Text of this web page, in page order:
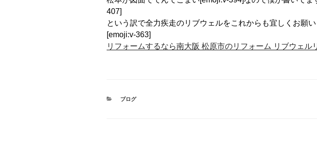
407]
という訳で全力疾走のリブウェルをこれからも宜しくお願
[emoji:v-363]
リフォームするなら南大阪 松原市のリフォーム リブウェル
カ
ブログ